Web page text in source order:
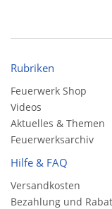
Rubriken
Feuerwerk Shop
Videos
Aktuelles & Themen
Feuerwerksarchiv
Hilfe & FAQ
Versandkosten
Bezahlung und